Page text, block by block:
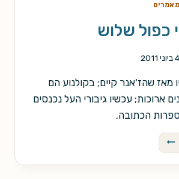
מאמרים
כפול שלוש
4 ביוני 2011
מאז שהז'אנר קיים; בקולנוע הם
ארוכות; עכשיו גיבורי העל נכנסים
הכתובה.
על-אנושי